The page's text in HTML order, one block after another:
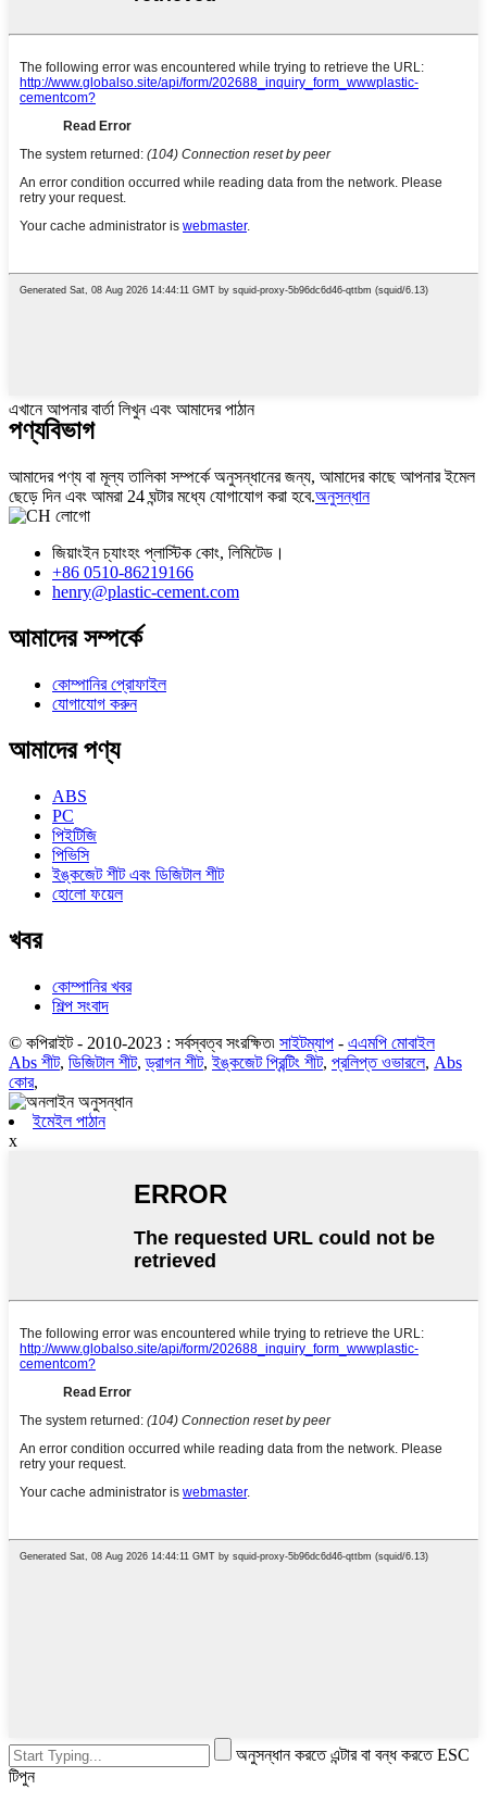
এখানে আপনার বার্তা লিখুন এবং আমাদের পাঠান
পণ্যবিভাগ
আমাদের পণ্য বা মূল্য তালিকা সম্পর্কে অনুসন্ধানের জন্য, আমাদের কাছে আপনার ইমেল
ছেড়ে দিন এবং আমরা 24 ঘন্টার মধ্যে যোগাযোগ করা হবে.অনুসন্ধান
জিয়াংইন চ্যাংহং প্লাস্টিক কোং, লিমিটেড।
+86 0510-86219166
henry@plastic-cement.com
আমাদের সম্পর্কে
কোম্পানির প্রোফাইল
যোগাযোগ করুন
আমাদের পণ্য
ABS
PC
পিইটিজি
পিভিসি
ইঙ্কজেট শীট এবং ডিজিটাল শীট
হোলো ফয়েল
খবর
কোম্পানির খবর
শিল্প সংবাদ
© কপিরাইট - 2010-2023 : সর্বস্বত্ব সংরক্ষিত৷ সাইটম্যাপ - এএমপি মোবাইল
Abs শীট, ডিজিটাল শীট,ড্রাগন শীট,ইঙ্কজেট প্রিন্টিং শীট, প্রলিপ্ত ওভারলে, Abs
কোর,
ইমেইল পাঠান
x
অনুসন্ধান করতে এন্টার বা বন্ধ করতে ESC
টিপুন